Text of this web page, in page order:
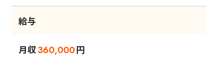
給与
月収360,000円